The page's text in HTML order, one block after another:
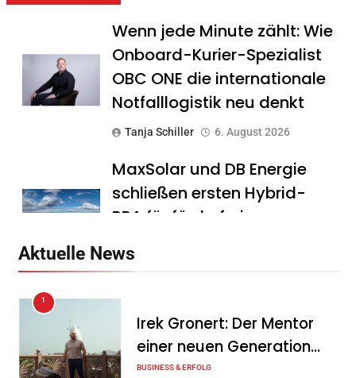
Wenn jede Minute zählt: Wie
Onboard-Kurier-Spezialist
OBC ONE die internationale
Notfalllogistik neu denkt
Tanja Schiller 6. August 2026
MaxSolar und DB Energie
schließen ersten Hybrid-
PPA für förderfreie
Tanja Schiller
Geschäftsverlauf im
zweiten Quartal
Aktuelle News
1
Irek Gronert: Der Mentor
einer neuen Generation
von Unternehmern
BUSINESS & ERFOLG